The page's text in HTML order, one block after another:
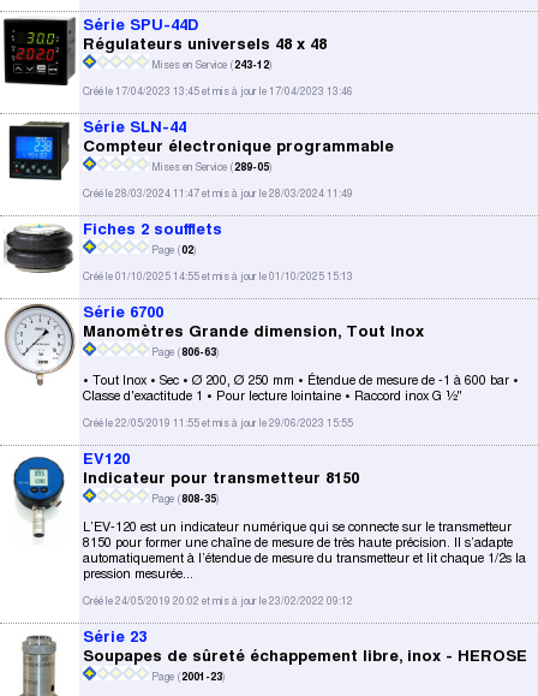
Série SPU-44D
Régulateurs universels 48 x 48
Mises en Service (243-12)
Créé le 17/04/2023 13:45 et mis à jour le 17/04/2023 13:46
Série SLN-44
Compteur électronique programmable
Mises en Service (289-05)
Créé le 28/03/2024 11:47 et mis à jour le 28/03/2024 11:49
Fiches 2 soufflets
Page (02)
Créé le 01/10/2025 14:55 et mis à jour le 01/10/2025 15:13
Série 6700
Manomètres Grande dimension, Tout Inox
Page (806-63)
• Tout Inox • Sec • Ø 200, Ø 250 mm • Étendue de mesure de -1 à 600 bar •
Classe d'exactitude 1 • Pour lecture lointaine • Raccord inox G ½"
Créé le 22/05/2019 11:55 et mis à jour le 29/06/2023 15:55
EV120
Indicateur pour transmetteur 8150
Page (808-35)
L’EV-120 est un indicateur numérique qui se connecte sur le transmetteur
8150 pour former une chaîne de mesure de très haute précision. Il s’adapte
automatiquement à l’étendue de mesure du transmetteur et lit chaque 1/2s la
pression mesurée...
Créé le 24/05/2019 20:02 et mis à jour le 23/02/2022 09:12
Série 23
Soupapes de sûreté échappement libre, inox - HEROSE
Page (2001-23)